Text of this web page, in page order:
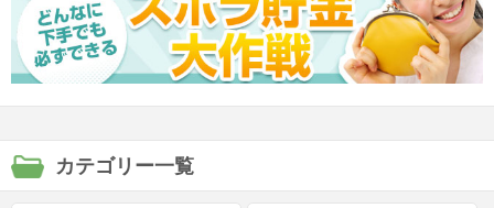
カテゴリー一覧